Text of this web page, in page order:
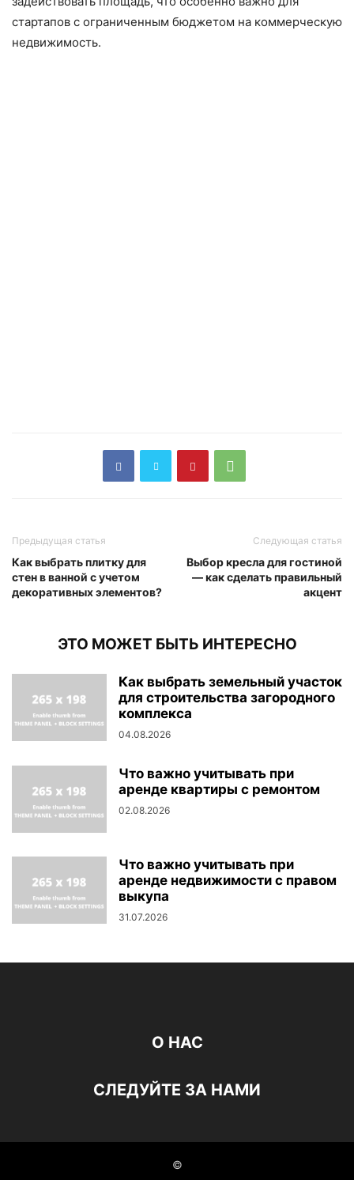
стартапов с ограниченным бюджетом на коммерческую
недвижимость.
Предыдущая статья
Как выбрать плитку для
стен в ванной с учетом
декоративных элементов?
Следующая статья
Выбор кресла для гостиной
— как сделать правильный
акцент
ЭТО МОЖЕТ БЫТЬ ИНТЕРЕСНО
Как выбрать земельный участок
для строительства загородного
комплекса
04.08.2026
Что важно учитывать при
аренде квартиры с ремонтом
02.08.2026
Что важно учитывать при
аренде недвижимости с правом
выкупа
31.07.2026
О НАС
СЛЕДУЙТЕ ЗА НАМИ
©